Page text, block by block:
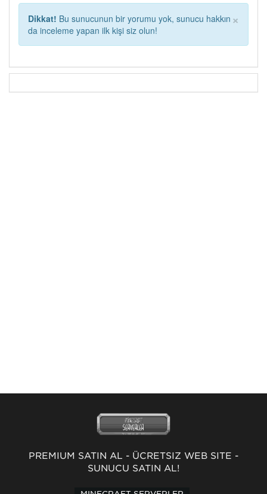
×
Dikkat! Bu sunucunun bir yorumu yok, sunucu hakkın
da inceleme yapan ilk kişi siz olun!
PREMİUM SATIN AL - ÜCRETSİZ WEB SİTE -
SUNUCU SATIN AL!